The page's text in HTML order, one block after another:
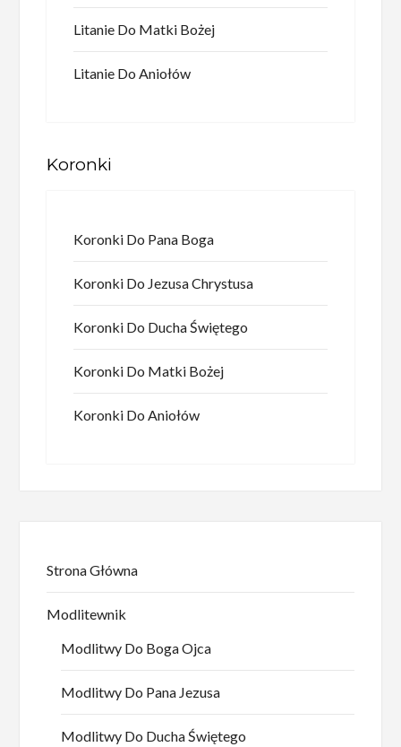
Litanie Do Matki Bożej
Litanie Do Aniołów
Koronki
Koronki Do Pana Boga
Koronki Do Jezusa Chrystusa
Koronki Do Ducha Świętego
Koronki Do Matki Bożej
Koronki Do Aniołów
Strona Główna
Modlitewnik
Modlitwy Do Boga Ojca
Modlitwy Do Pana Jezusa
Modlitwy Do Ducha Świętego